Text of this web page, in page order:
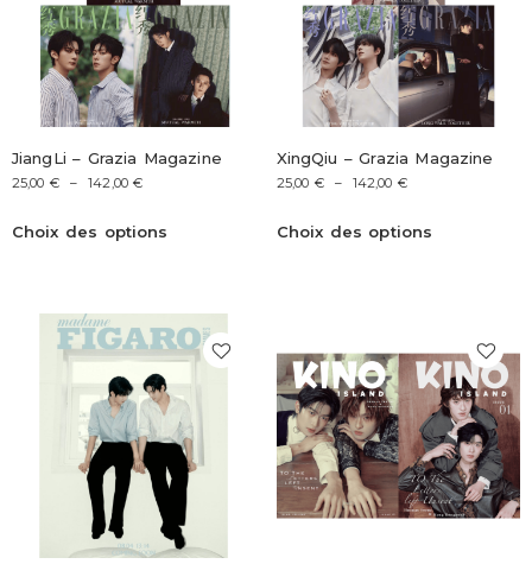
JiangLi – Grazia Magazine
25,00 € – 142,00€
Choix des options
XingQiu – Grazia Magazine
25,00 € – 142,00 €
Choix des options